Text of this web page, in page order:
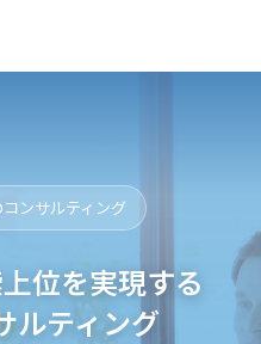
ンサルティング
位を実現する
ルティング